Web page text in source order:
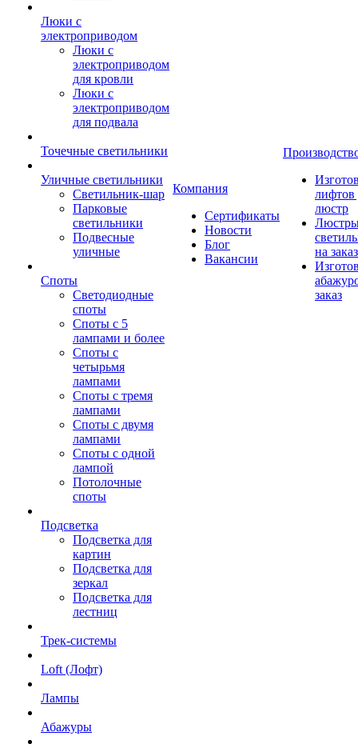
Люки с
электроприводом
Люки с
электроприводом
для кровли
Люки с
электроприводом
для подвала
Точечные светильники
Уличные светильники
Светильник-шар
Парковые
светильники
Подвесные
уличные
Споты
Светодиодные
споты
Споты с 5
лампами и более
Споты с
четырьмя
лампами
Споты с тремя
лампами
Споты с двумя
лампами
Споты с одной
лампой
Потолочные
споты
Подсветка
Подсветка для
картин
Подсветка для
зеркал
Подсветка для
лестниц
Трек-системы
Loft (Лофт)
Лампы
Абажуры
Компания
Сертификаты
Новости
Блог
Вакансии
лифтов
люстр
на заказ
заказ